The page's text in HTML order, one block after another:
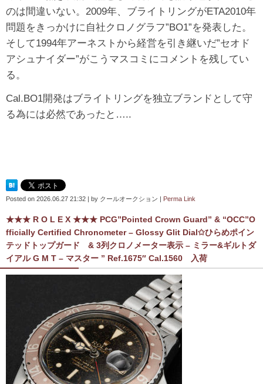
のは間違いない。2009年、ブライトリングがETA2010年
問題をきっかけに自社クロノグラフ”BO1”を発表した。
そして1994年アーネストから経営を引き継いだ”セオド
アシュナイダー”がこうマスコミにコメントを残してい
る。
Cal.BO1開発はブライトリングを独立ブランドとして守
る為には必然であったと…..
Posted on 2026.06.27 21:32 | by クールオークション | Perma Link
★★★ R O L E X ★★★ PCG”Pointed Crown Guard” & “OCC”O
fficially Certified Chronometer – Glossy Glit Dial✩ひらめポイン
テッドトップガード & 3列クロノメーター表示 – ミラー&ギルトダ
イアル G M T – マスター ” Ref.1675″ Cal.1560 入荷